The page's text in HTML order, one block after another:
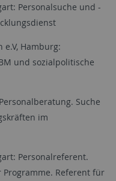
Personalsuche und -
Hamburg:
und sozialpolitische
Suche
im
Personalreferent.
Referent für